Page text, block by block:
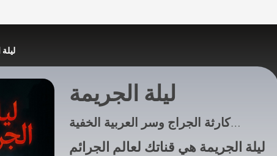
ليلة الجريمة
ليلة الجريمة هي قناتك لعالم الجرائم